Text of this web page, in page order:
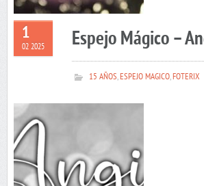
1
02 2025 Espejo Mágico –
15 AÑOS,ESPEJO MAGICO,FOTERIX